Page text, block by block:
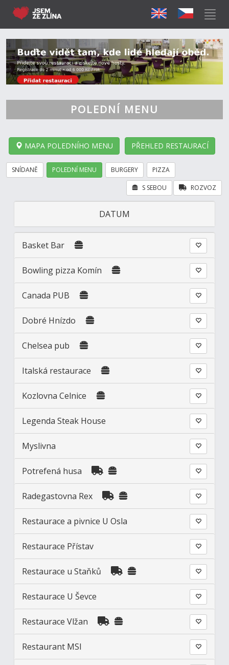
POLEDNÍ MENU
MAPA POLEDNÍHO MENU PŘEHLED RESTAURACÍ
SNÍDANĚ POLEDNÍ MENU BURGERY PIZZA
ROZVOZ
S SEBOU
DATUM
Basket Bar
Bowling pizza Komín
Canada PUB
Dobré Hnízdo
Chelsea pub
Italská restaurace
Kozlovna Celnice
Legenda Steak House
Myslivna
Potrefená husa
Radegastovna Rex
Restaurace a pivnice U Osla
Restaurace Přístav
Restaurace u Staňků
Restaurace U Ševce
Restaurace Vlžan
Restaurant MSI